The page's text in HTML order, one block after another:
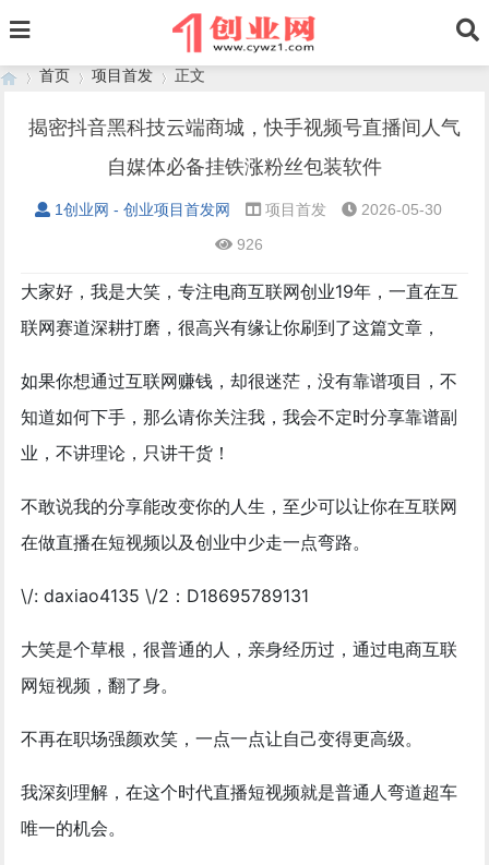
首页 项目首发
›
正文
揭密抖音黑科技云端商城，快手视频号直播间人气
自媒体必备挂铁涨粉丝包装软件
1创业网 - 创业项目首发网 项目首发
2026-05-30
926
大家好，我是大笑，专注电商互联网创业19年，一直在互
联网赛道深耕打磨，很高兴有缘让你刷到了这篇文章，
如果你想通过互联网赚钱，却很迷茫，没有靠谱项目，不
知道如何下手，那么请你关注我，我会不定时分享靠谱副
业，不讲理论，只讲干货！
不敢说我的分享能改变你的人生，至少可以让你在互联网
在做直播在短视频以及创业中少走一点弯路。
\/: daxiao4135 \/2：D18695789131
大笑是个草根，很普通的人，亲身经历过，通过电商互联
网短视频，翻了身。
不再在职场强颜欢笑，一点一点让自己变得更高级。
我深刻理解，在这个时代直播短视频就是普通人弯道超车
唯一的机会。